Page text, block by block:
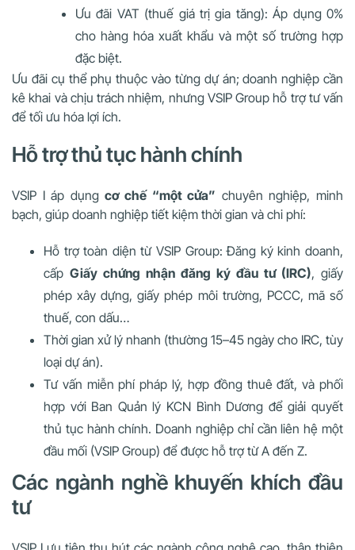
Ưu đãi VAT (thuế giá trị gia tăng): Áp dụng 0%
cho hàng hóa xuất khẩu và một số trường hợp
đặc biệt.
Ưu đãi cụ thể phụ thuộc vào từng dự án; doanh nghiệp cần
kê khai và chịu trách nhiệm, nhưng VSIP Group hỗ trợ tư vấn
để tối ưu hóa lợi ích.
Hỗ trợ thủ tục hành chính
VSIP I áp dụngcơ chế “một cửa” chuyên nghiệp, minh
bạch, giúp doanh nghiệp tiết kiệm thời gian và chi phí:
Hỗ trợ toàn diện từ VSIP Group: Đăng ký kinh doanh,
cấp Giấy chứng nhận đăng ký đầu tư (IRC), giấy
phép xây dựng, giấy phép môi trường, PCCC, mã số
thuế, con dấu…
Thời gian xử lý nhanh (thường 15–45 ngày cho IRC, tùy
loại dự án).
Tư vấn miễn phí pháp lý, hợp đồng thuê đất, và phối
hợp với Ban Quản lý KCN Bình Dương để giải quyết
thủ tục hành chính. Doanh nghiệp chỉ cần liên hệ một
đầu mối (VSIP Group) để được hỗ trợ từ A đến Z.
Các ngành nghề khuyến khích đầu
tư